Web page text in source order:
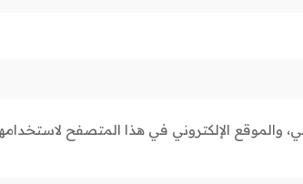
والموقع الإلكتروني في هذا المتصفح